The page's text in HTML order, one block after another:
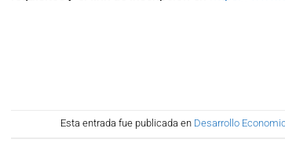
Esta entrada fue publicada en Desarrollo